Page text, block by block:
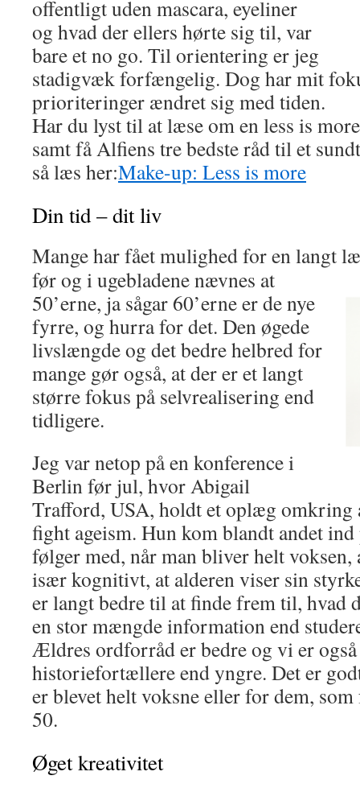
offentligt uden mascara, eyeliner
og hvad der ellers hørte sig til, var
bare et no go. Til orientering er jeg
stadigvæk forfængelig. Dog har mit
prioriteringer ændret sig med tiden.
Har du lyst til at læse om en less is
samt få Alfiens tre bedste råd til et
så læs her:Make-up: Less is more
Din tid – dit liv
Mange har fået mulighed for en langt
før og i ugebladene nævnes at
50’erne, ja sågar 60’erne er de nye
fyrre, og hurra for det. Den øgede
livslængde og det bedre helbred for
mange gør også, at der er et langt
større fokus på selvrealisering end
tidligere.
Jeg var netop på en konference i
Berlin før jul, hvor Abigail
Trafford, USA, holdt et oplæg
fight ageism. Hun kom blandt andet
følger med, når man bliver helt voksen,
især kognitivt, at alderen viser sin
er langt bedre til at finde frem til, hvad
en stor mængde information end
Ældres ordforråd er bedre og vi er også
historiefortællere end yngre. Det er
er blevet helt voksne eller for dem,
50.
Øget kreativitet